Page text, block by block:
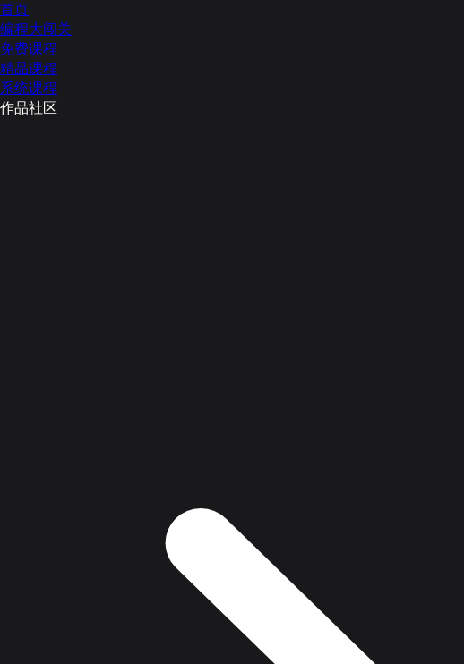
首页
编程大闯关
免费课程
精品课程
系统课程
作品社区